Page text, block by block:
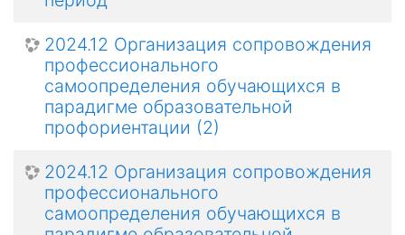
2024.12 Организация сопровождения
профессионального
самоопределения обучающихся в
парадигме образовательной
профориентации (2)
2024.12 Организация сопровождения
профессионального
самоопределения обучающихся в